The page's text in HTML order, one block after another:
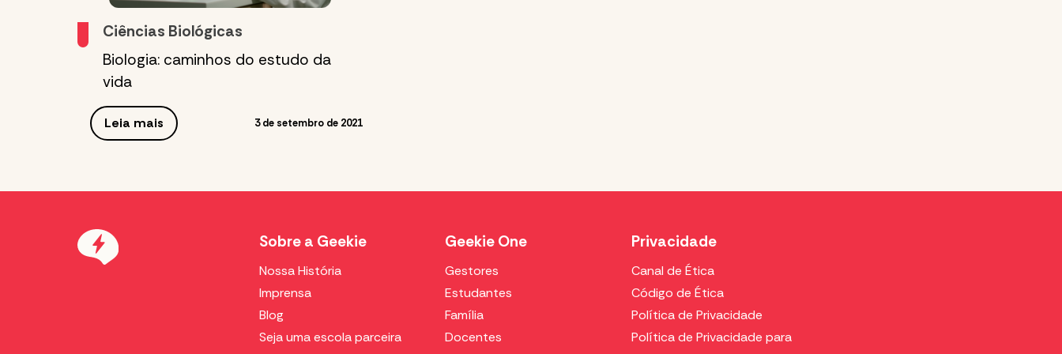
Ciências Biológicas
Biologia: caminhos do estudo da
vida
Leia mais 3 de setembro de 2021
Sobre a Geekie
Nossa História
Imprensa
Blog
Seja uma escola parceira
Geekie One
Gestores
Estudantes
Família
Docentes
Privacidade
Canal de Ética
Código de Ética
Política de Privacidade
Política de Privacidade para